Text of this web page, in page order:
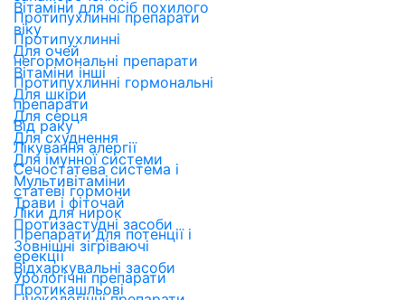
Протипухлинні препарати
Протипухлинні
негормональні препарати
Протипухлинні гормональні
препарати
Від раку
Лікування алергії
Сечостатева система і
статеві гормони
Ліки для нирок
Препарати для потенції і
ерекції
Урологічні препарати
Вітаміни для осіб похилого
віку
Для очей
Вітаміни інші
Для шкіри
Для серця
Для схуднення
Для імунної системи
Мультивітаміни
Трави і фіточай
Протизастудні засоби
Зовнішні зігріваючі
Відхаркувальні засоби
Протикашльові